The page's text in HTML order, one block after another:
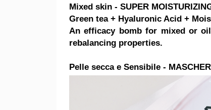
Mixed skin - SUPER
Green tea + Hyaluronic Acid +
An efficacy bomb for mixed or
rebalancing properties.
Pelle secca e Sensibile -